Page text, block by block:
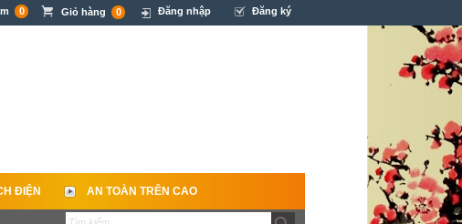
0 Giỏ hàng 0 Đăng nhập Đăng ký
ĐIỆN AN TOÀN TRÊN CAO